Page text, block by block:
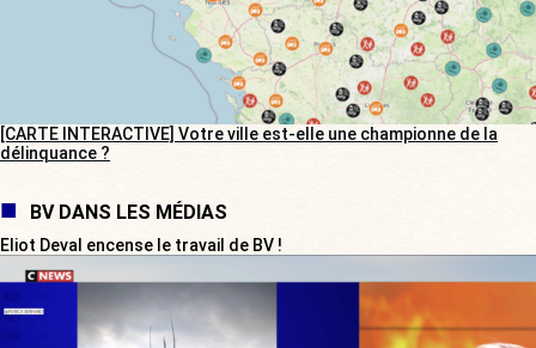
[CARTE INTERACTIVE] Votre ville est-elle une championne de la
délinquance ?
BV DANS LES MÉDIAS
Eliot Deval encense le travail de BV !